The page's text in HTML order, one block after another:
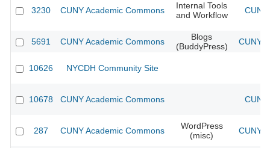
3230 CUNY Academic Commons
Internal Tools
and Workflow
5691 CUNY Academic Commons
Blogs
(BuddyPress)
CUNY
10626 NYCDH Community Site
10678 CUNY Academic Commons
287 CUNY Academic Commons
WordPress
(misc)
CUNY